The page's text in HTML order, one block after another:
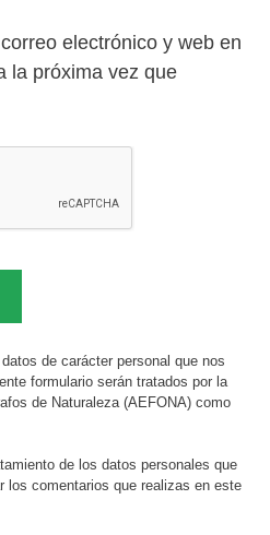
electrónico y web en
la próxima vez que
de carácter personal que nos
formulario serán tratados por la
de Naturaleza (AEFONA) como
de los datos personales que
los comentarios que realizas en este